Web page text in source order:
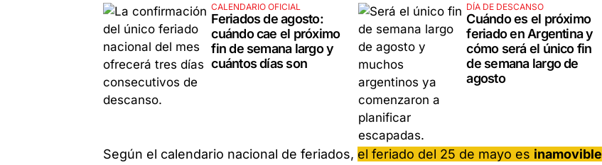
CALENDARIO OFICIAL
Feriados de agosto:
cuándo cae el próximo
fin de semana largo y
cuántos días son
DÍA DE DESCANSO
Cuándo es el próximo
feriado en Argentina y
cómo será el único fin
de semana largo de
agosto
Según el calendario nacional de feriados, el feriado del 25 de mayo es inamovible